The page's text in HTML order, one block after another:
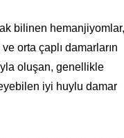
bilinen
orta çaplı damarların
oluşan, genellikle
iyi huylu damar